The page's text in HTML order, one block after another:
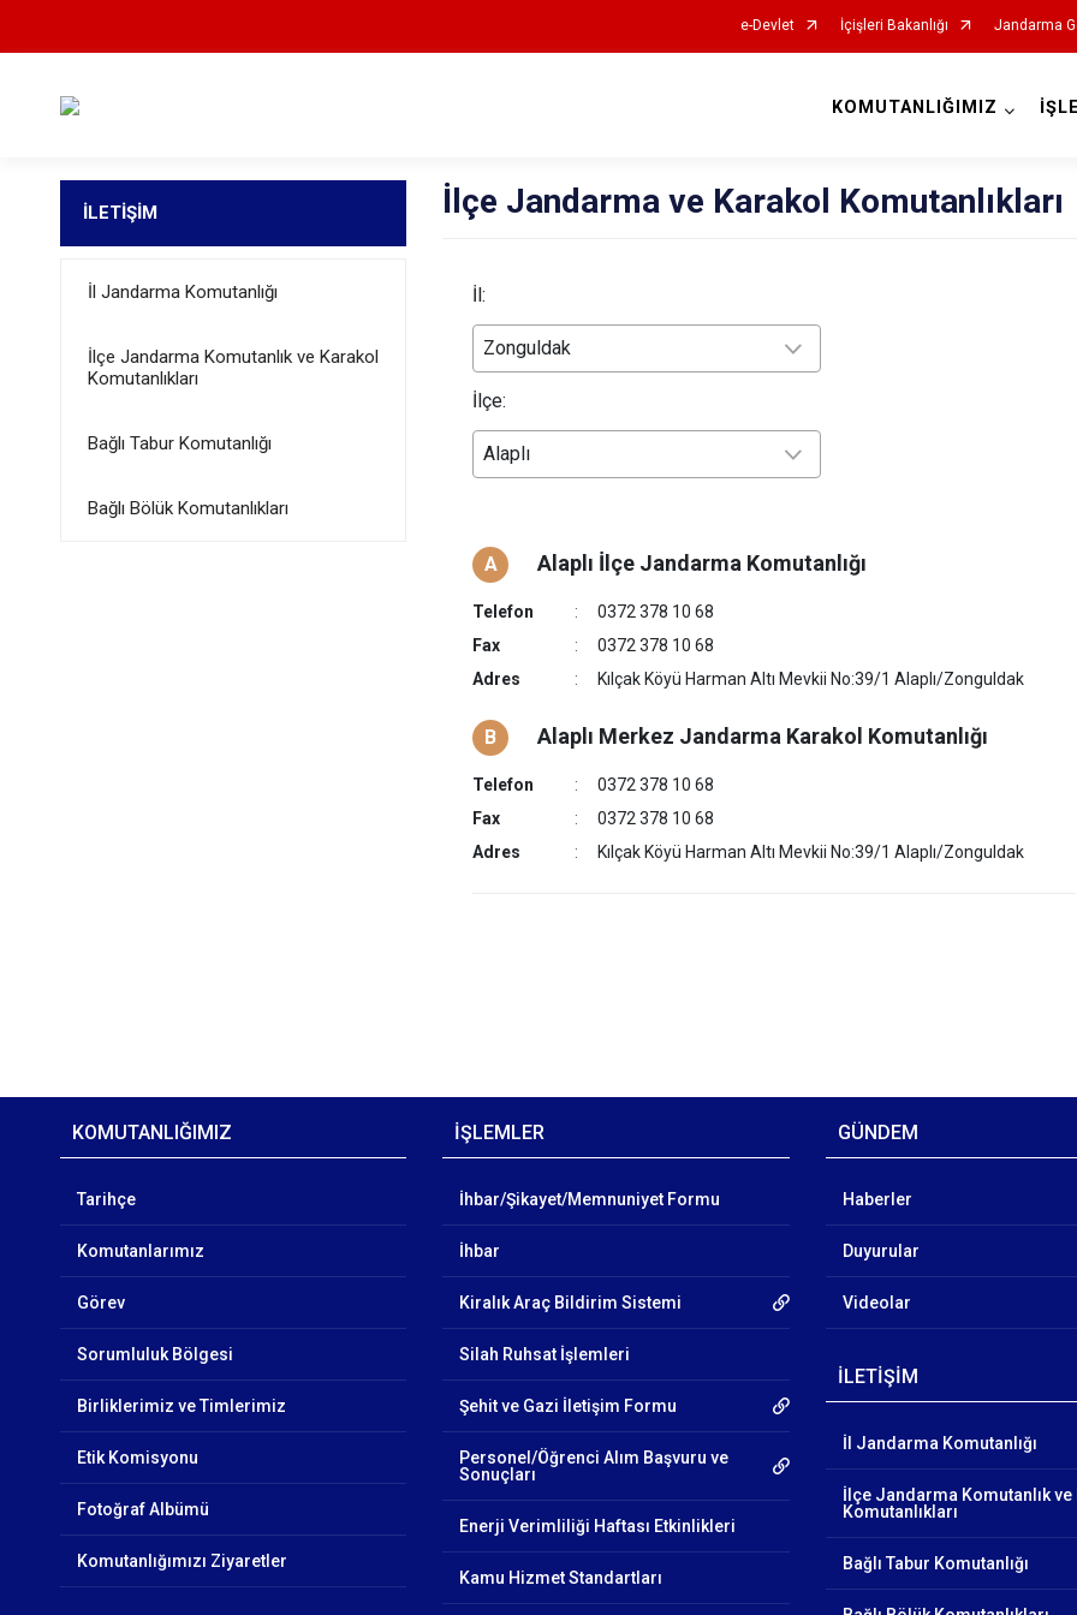
e-Devlet İçişleri Bakanlığı Jandarma
KOMUTANLIĞIMIZ
İLETİŞİM
İl Jandarma Komutanlığı
İlçe Jandarma Komutanlık ve Karakol
Komutanlıkları
Bağlı Tabur Komutanlığı
Bağlı Bölük Komutanlıkları
İlçe Jandarma ve Karakol Komutanlıkları
İl:
Zonguldak
İlçe:
Alaplı
A Alaplı İlçe Jandarma Komutanlığı
Telefon
0372 378 10 68
Fax
0372 378 10 68
Adres
Kılçak Köyü Harman Altı Mevkii No:39/1 Alaplı/Zonguldak
B Alaplı Merkez Jandarma Karakol Komutanlığı
Telefon
0372 378 10 68
Fax
0372 378 10 68
Adres
Kılçak Köyü Harman Altı Mevkii No:39/1 Alaplı/Zonguldak
KOMUTANLIĞIMIZ
Tarihçe
Komutanlarımız
Görev
Sorumluluk Bölgesi
Birliklerimiz ve Timlerimiz
Etik Komisyonu
Fotoğraf Albümü
Komutanlığımızı Ziyaretler
İŞLEMLER
İhbar/Şikayet/Memnuniyet Formu
İhbar
Kiralık Araç Bildirim Sistemi
Silah Ruhsat İşlemleri
Şehit ve Gazi İletişim Formu
Personel/Öğrenci Alım Başvuru ve
Sonuçları
Enerji Verimliliği Haftası Etkinlikleri
Kamu Hizmet Standartları
GÜNDEM
Haberler
Duyurular
Videolar
İLETİŞİM
İl Jandarma Komutanlığı
İlçe Jandarma Komutanlık ve
Komutanlıkları
Bağlı Tabur Komutanlığı